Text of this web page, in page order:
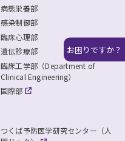
お困りですか？
病態栄養部
感染制御部
臨床心理部
遺伝診療部
臨床工学部（Department of
Clinical Engineering）
国際部
つくば予防医学研究センター（人